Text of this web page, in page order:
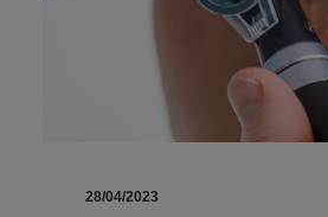
28/04/2023